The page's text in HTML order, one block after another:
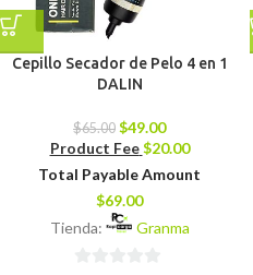
Cepillo Secador de Pelo 4 en 1
DALIN
$65.00 $49.00
Product Fee $20.00
Total Payable Amount
$69.00
Tienda:
Granma